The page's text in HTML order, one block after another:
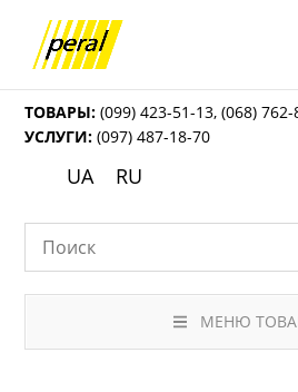
ТОВАРЫ: (099) 423-51-13,(068)
УСЛУГИ: (097) 487-18-70
UA RU
МЕНЮ